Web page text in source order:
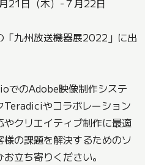
21日（木）-７月22日
「九州放送機器展2022」に出
でのAdobe映像制作システ
Teradiciやコラボレーション
クリエイティブ制作に最適
の課題を解決するためのソ
立ち寄りください。